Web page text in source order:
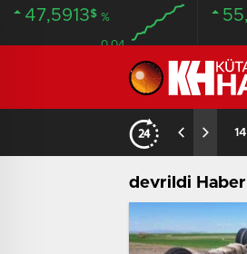
47,5913$ %
0.04
devrildi